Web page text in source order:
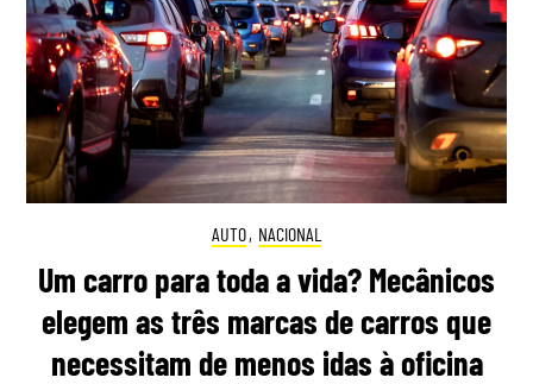
AUTO, NACIONAL
Um carro para toda a vida? Mecânicos
elegem as três marcas de carros que
necessitam de menos idas à oficina